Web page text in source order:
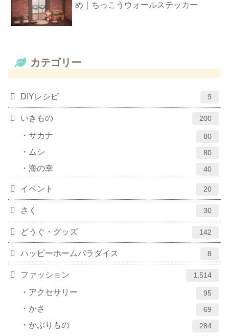
め｜ちっこうウォールステッカー
カテゴリー
DIYレシピ 9
いきもの 200
サカナ 80
ムシ 80
海の幸 40
イベント 20
さく 30
どうぐ・グッズ 142
ハッピーホームパラダイス 8
ファッション 1,514
アクセサリー 95
かさ 69
かぶりもの 284